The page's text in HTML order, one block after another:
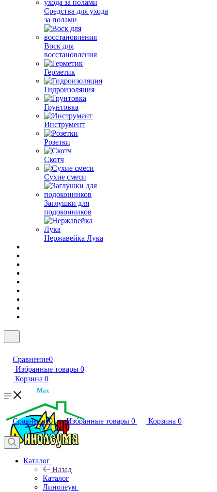
Средства для ухода
за полами
Воск для
восстановления
Герметик
Гидроизоляция
Грунтовка
Инструмент
Розетки
Скотч
Сухие смеси
Заглушки для
подоконников
Нержавейка Лука
Сравнение0
Избранные товары 0
Корзина 0
Max
Сравнение0 Избранные товары 0 Корзина 0
Каталог
Назад
Каталог
Линолеум